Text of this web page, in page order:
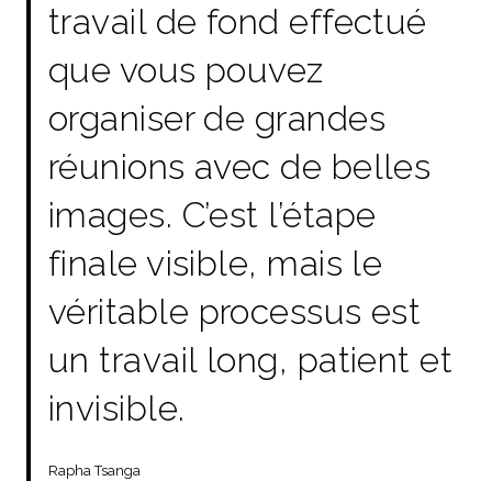
travail de fond effectué
que vous pouvez
organiser de grandes
réunions avec de belles
images. C’est l’étape
finale visible, mais le
véritable processus est
un travail long, patient et
invisible.
Rapha Tsanga